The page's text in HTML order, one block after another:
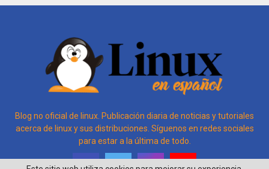
Blog no oficial de linux. Publicación diaria de noticias y tutoriales
acerca de linux y sus distribuciones. Síguenos en redes sociales
para estar a la última de todo.